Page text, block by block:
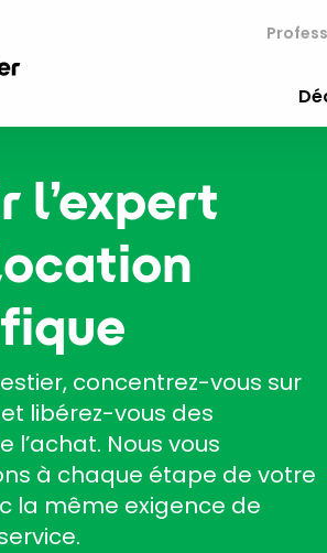
l’expert
concentrez-vous sur
libérez-vous des
l’achat. Nous vous
à chaque étape de votre
la même exigence de